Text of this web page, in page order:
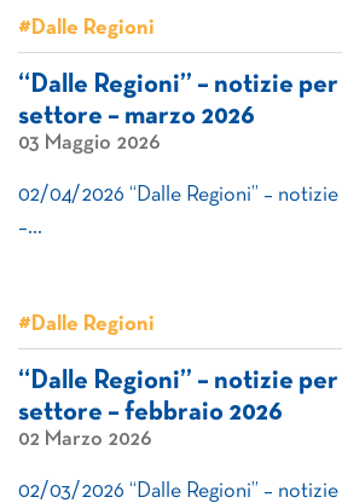
#Dalle Regioni
“Dalle Regioni” – notizie
settore – marzo 2026
03 Maggio 2026
02/04/2026 “Dalle Regioni” –
–…
#Dalle Regioni
“Dalle Regioni” – notizie
settore – febbraio 2026
02 Marzo 2026
02/03/2026 “Dalle Regioni” –